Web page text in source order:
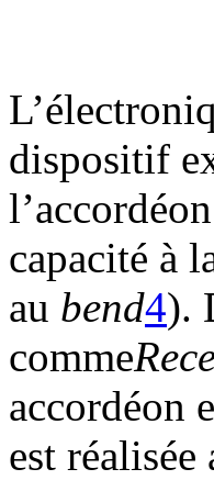
dispositif
capacité à
au bend4).
comme
accordéon
est